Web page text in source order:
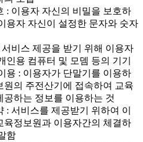
: 이용자 자신의 비밀을 보호하
용자 자신이 설정한 문자와 숫자
비스 제공을 받기 위해 이용자
인용 컴퓨터 및 모뎀 등의 기기
용 : 이용자가 단말기를 이용하
원의 주전산기에 접속하여 교육
공하는 정보를 이용하는 것
서비스를 제공받기 위하여 이
육정보원과 이용자간의 체결하
함